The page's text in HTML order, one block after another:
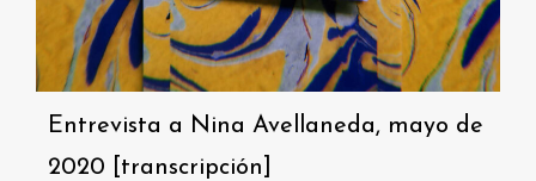
Entrevista a Nina Avellaneda, mayo de
2020 [transcripción]